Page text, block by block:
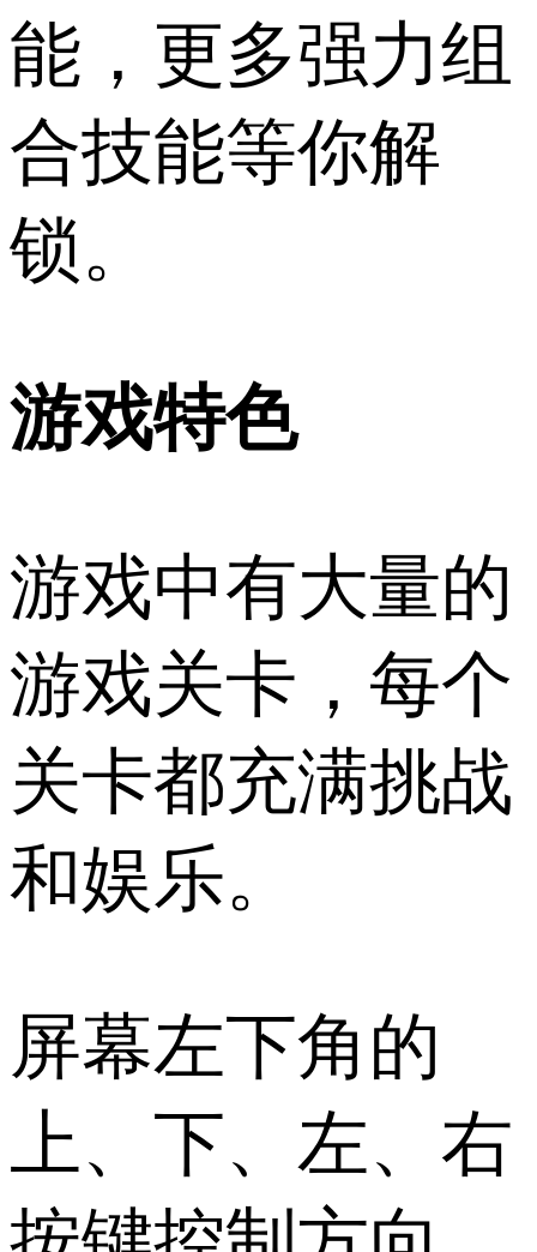
能，更多强力组
合技能等你解
锁。
游戏特色
游戏中有大量的
游戏关卡，每个
关卡都充满挑战
和娱乐。
屏幕左下角的
上、下、左、右